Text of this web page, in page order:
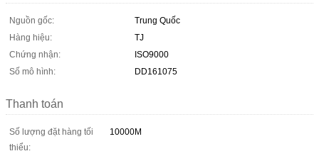
Nguồn gốc:
Trung Quốc
Hàng hiệu:
TJ
Chứng nhận:
ISO9000
Số mô hình:
DD161075
Thanh toán
Số lượng đặt hàng tối
thiểu:
10000M